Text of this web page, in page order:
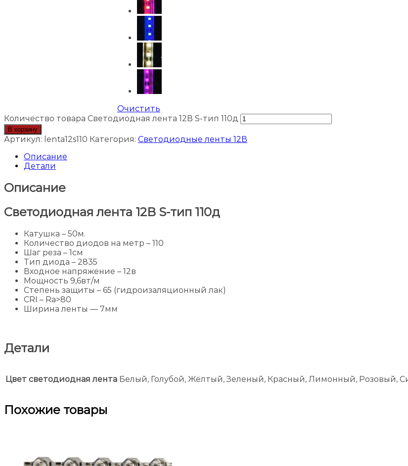
Очистить
Количество товара Светодиодная лента 12В S-тип 110д
В корзину
Артикул: lenta12s110 Категория: Светодиодные ленты 12В
Описание
Детали
Описание
Светодиодная лента 12В S-тип 110д
Катушка – 50м.
Количество диодов на метр – 110
Шаг реза – 1см
Тип диода – 2835
Входное напряжение – 12в
Мощность 9,6вт/м
Степень защиты – 65 (гидроизаляционный лак)
CRI – Ra>80
Ширина ленты — 7мм
Детали
Цвет светодиодная лента Белый, Голубой, Жёлтый, Зеленый, Красный, Лимонный, Розовый,
Похожие товары